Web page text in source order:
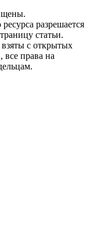
разрешается
статьи.
с открытых
все права на